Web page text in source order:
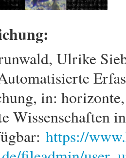
Ulrike
in:
Wissenschaften
https://